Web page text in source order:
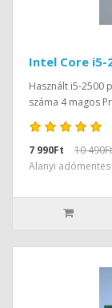
Intel Core i5-
Használt i5-2500
száma 4 magos
7 990Ft
10 490Ft
Alanyi adómentes